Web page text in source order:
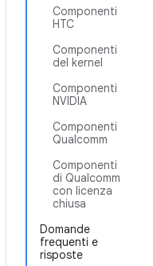
Componenti
HTC
Componenti
del kernel
Componenti
NVIDIA
Componenti
Qualcomm
Componenti
di Qualcomm
con licenza
chiusa
Domande
frequenti e
risposte